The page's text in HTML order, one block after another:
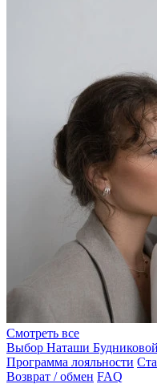
Смотреть все
Выбор Наташи Будниковой
Программа лояльности
Возврат / обмен FAQ